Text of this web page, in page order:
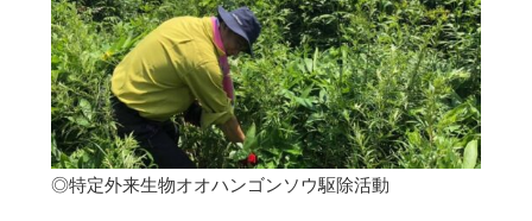
◎特定外来生物オオハンゴンソウ駆除活動